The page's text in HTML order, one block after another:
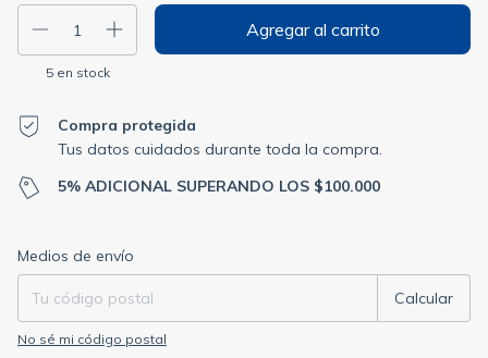
5en stock
Compra protegida
Tus datos cuidados durante toda la compra.
5% ADICIONAL SUPERANDO LOS $100.000
Entregas para el CP:
Medios de envío
Calcular
No sé mi código postal